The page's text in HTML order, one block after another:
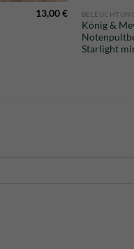
13,00€
König &
Starlight